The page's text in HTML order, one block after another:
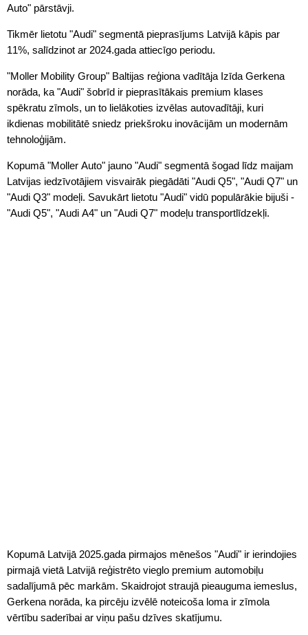
Auto" pārstāvji.
Tikmēr lietotu "Audi" segmentā pieprasījums Latvijā kāpis par
11%, salīdzinot ar 2024.gada attiecīgo periodu.
"Moller Mobility Group" Baltijas reģiona vadītāja Izīda Gerkena
norāda, ka "Audi" šobrīd ir pieprasītākais premium klases
spēkratu zīmols, un to lielākoties izvēlas autovadītāji, kuri
ikdienas mobilitātē sniedz priekšroku inovācijām un modernām
tehnoloģijām.
Kopumā "Moller Auto" jauno "Audi" segmentā šogad līdz maijam
Latvijas iedzīvotājiem visvairāk piegādāti "Audi Q5", "Audi Q7" un
"Audi Q3" modeļi. Savukārt lietotu "Audi" vidū populārākie bijuši -
"Audi Q5", "Audi A4" un "Audi Q7" modeļu transportlīdzekļi.
Kopumā Latvijā 2025.gada pirmajos mēnešos "Audi" ir ierindojies
pirmajā vietā Latvijā reģistrēto vieglo premium automobiļu
sadalījumā pēc markām. Skaidrojot straujā pieauguma iemeslus,
Gerkena norāda, ka pircēju izvēlē noteicoša loma ir zīmola
vērtību saderībai ar viņu pašu dzīves skatījumu.